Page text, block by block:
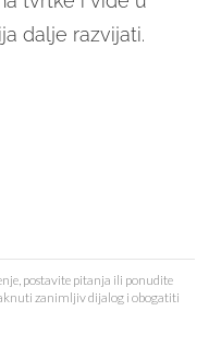
dalje razvijati.
postavite pitanja ili ponudite
zanimljiv dijalog i obogatiti